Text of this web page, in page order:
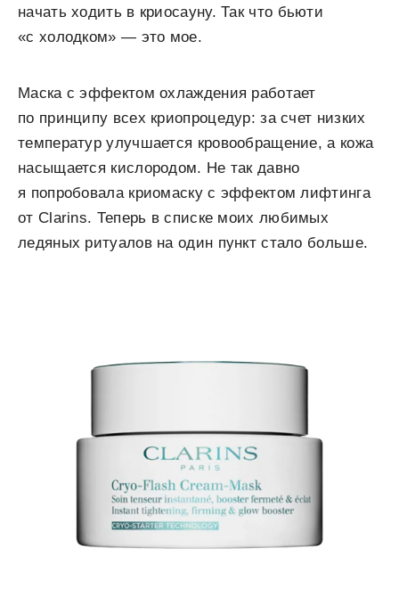
начать ходить в криосауну. Так что бьюти
«с холодком» — это мое.
Маска с эффектом охлаждения работает
по принципу всех криопроцедур: за счет низких
температур улучшается кровообращение, а кожа
насыщается кислородом. Не так давно
я попробовала криомаску с эффектом лифтинга
от Clarins. Теперь в списке моих любимых
ледяных ритуалов на один пункт стало больше.